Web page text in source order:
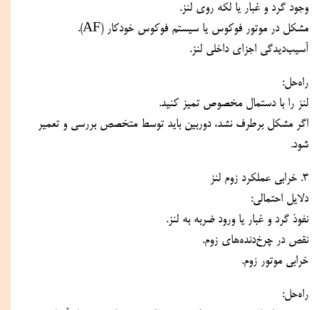
وجود گرد و غبار یا لکه روی لنز.
مشکل در موتور فوکوس یا سیستم فوکوس خودکار (AF).
آسیب‌دیدگی اجزای داخلی لنز.
راه‌حل:
لنز را با دستمال مخصوص تمیز کنید.
شود.
۳. خرابی عملکرد زوم لنز
دلایل احتمالی:
نفوذ گرد و غبار یا ورود ضربه به لنز.
نقص در چرخ‌دنده‌های زوم.
خرابی موتور زوم.
راه‌حل: